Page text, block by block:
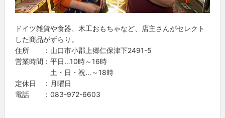
ドイツ雑貨や食器、木工おもちゃなど、店主さんがセレクト
した商品がずらり。
住所 ：山口市小郡上郷仁保津下2491-5
営業時間：平日…10時～16時
土・日・祝…～18時
定休日 ：月曜日
電話 ：083-972-6603